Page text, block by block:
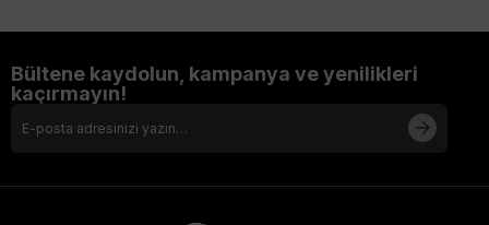
Bültene kaydolun, kampanya ve yenilikleri
kaçırmayın!